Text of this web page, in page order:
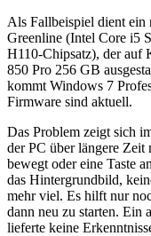
Als Fallbeispiel dient ein
Greenline (Intel Core i5
H110-Chipsatz), der auf
850 Pro 256 GB
kommt Windows 7
Firmware sind aktuell.
Das Problem zeigt sich
der PC über längere
bewegt oder eine Taste
das Hintergrundbild,
mehr viel. Es hilft nur
dann neu zu starten. Ein
lieferte keine